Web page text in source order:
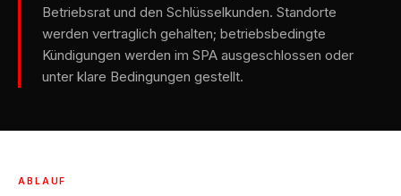
Betriebsrat und den Schlüsselkunden. Standorte
werden vertraglich gehalten; betriebsbedingte
Kündigungen werden im SPA ausgeschlossen oder
unter klare Bedingungen gestellt.
ABLAUF